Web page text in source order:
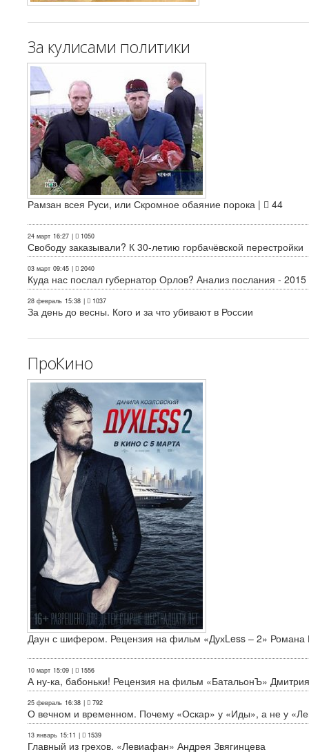
За кулисами политики
Рамзан всея Руси, или Скромное обаяние порока | 44
24 март 16:27 | 1050
Свободу заказывали? К 30-летию горбачёвской перестройки
03 март 09:45 | 2040
Куда нас послал губернатор Орлов? Анализ послания - 2015
28 февраль 15:38 | 1037
За день до весны. Кого и за что убивают в России
ПроКино
Даун с шифером. Рецензия на фильм «ДухLess – 2» Романа
10 март 15:09 | 1556
А ну-ка, бабоньки! Рецензия на фильм «БатальонЪ»
25 февраль 16:38 | 792
О вечном и временном. Почему «Оскар» у «Иды», а не у
13 январь 15:11 | 1539
Главный из грехов. «Левиафан» Андрея Звягинцева